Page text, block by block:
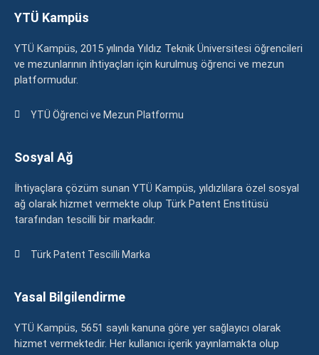
YTÜ Kampüs
YTÜ Kampüs, 2015 yılında Yıldız Teknik Üniversitesi öğrencileri
ve mezunlarının ihtiyaçları için kurulmuş öğrenci ve mezun
platformudur.
YTÜ Öğrenci ve Mezun Platformu
Sosyal Ağ
İhtiyaçlara çözüm sunan YTÜ Kampüs, yıldızlılara özel sosyal
ağ olarak hizmet vermekte olup Türk Patent Enstitüsü
tarafından tescilli bir markadır.
Türk Patent Tescilli Marka
Yasal Bilgilendirme
YTÜ Kampüs, 5651 sayılı kanuna göre yer sağlayıcı olarak
hizmet vermektedir. Her kullanıcı içerik yayınlamakta olup